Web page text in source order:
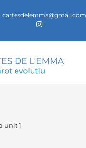
cartesdelemma@gmail.com
unit 1